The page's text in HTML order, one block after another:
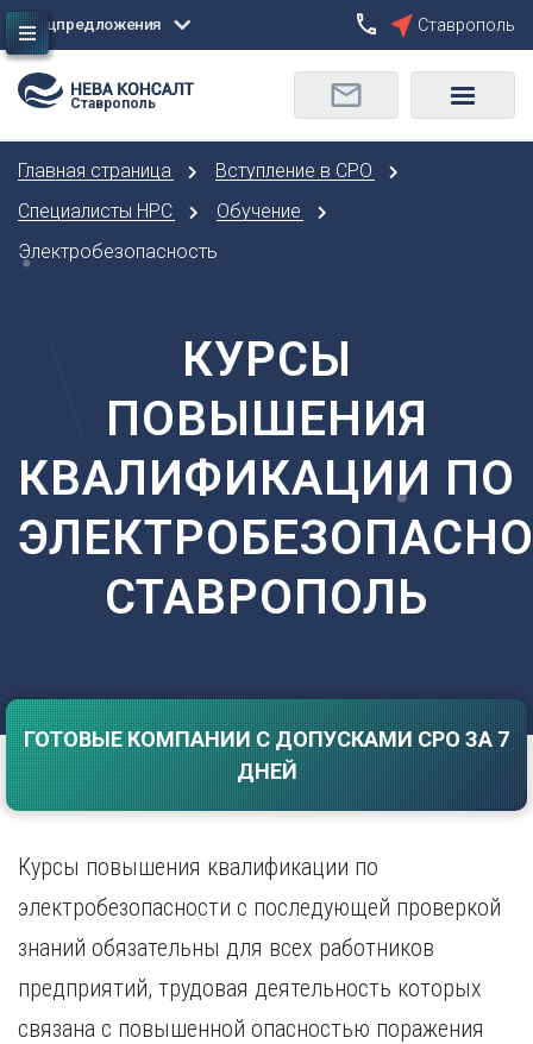
Сбросить
Москва
Санкт-Петербург
Астрахань
Брянск
Владивосток
Владикавказ
Владимир
Волгоград
Воронеж
И
Иваново
Ижевск
Иркутск
Казань
Калининград
Калуга
Кемерово
Киров
Краснодар
О
Орел
Р
Рязань
С
Самара
Саранск
Саратов
Севастополь
Симферополь
Ставрополь
Т
Томск
Тюмень
У
Улан-Удэ
Ульяновск
Спецпредложения Ставрополь
Ставрополь
Главная страница
Вступление в СРО
Специалисты НРС
Обучение
Электробезопасность
КУРСЫ
ПОВЫШЕНИЯ
КВАЛИФИКАЦИИ ПО
СТАВРОПОЛЬ
ГОТОВЫЕ КОМПАНИИ С ДОПУСКАМИ СРО ЗА 7
ДНЕЙ
Курсы повышения квалификации по
электробезопасности с последующей проверкой
знаний обязательны для всех работников
предприятий, трудовая деятельность которых
связана с повышенной опасностью поражения